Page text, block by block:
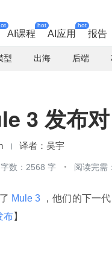
AI课程
hot
AI应用
hot
报告
型 出海 后端
3 发布
吴宇
数：2568 字 阅读完需
Mule 3
，他们的下一
布】